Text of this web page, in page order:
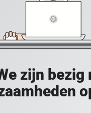
zijn bezig